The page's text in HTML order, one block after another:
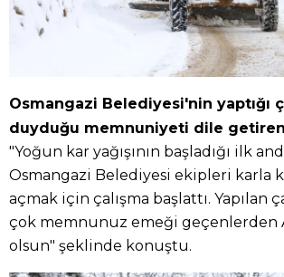
Osmangazi Belediyesi'nin yaptığı
duyduğu memnuniyeti dile
"Yoğun kar yağışının başladığı ilk
Osmangazi Belediyesi ekipleri karla
açmak için çalışma başlattı. Yapılan
çok memnunuz emeği geçenlerden
olsun" şeklinde konuştu.